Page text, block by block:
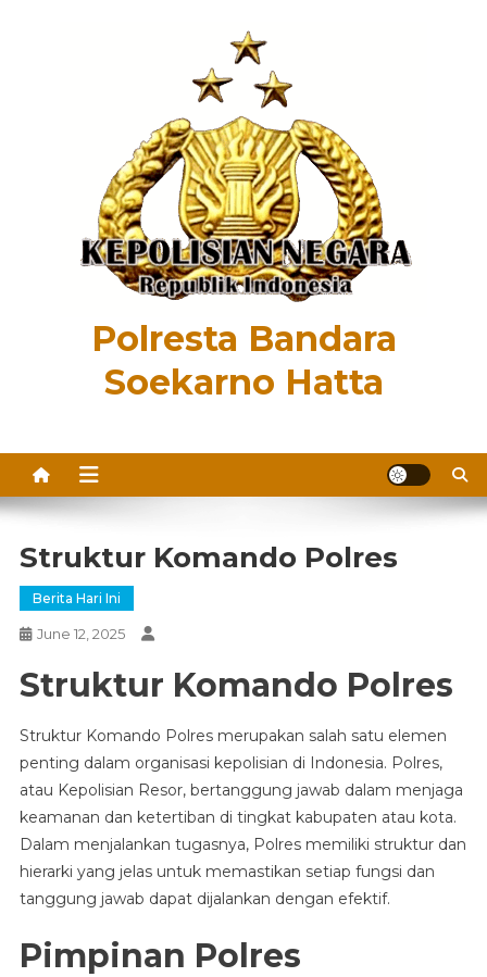
Polresta Bandara
Soekarno Hatta
Struktur Komando Polres
Berita Hari Ini
June 12, 2025
Struktur Komando Polres
Struktur Komando Polres merupakan salah satu elemen
penting dalam organisasi kepolisian di Indonesia. Polres,
atau Kepolisian Resor, bertanggung jawab dalam menjaga
keamanan dan ketertiban di tingkat kabupaten atau kota.
Dalam menjalankan tugasnya, Polres memiliki struktur dan
hierarki yang jelas untuk memastikan setiap fungsi dan
tanggung jawab dapat dijalankan dengan efektif.
Pimpinan Polres